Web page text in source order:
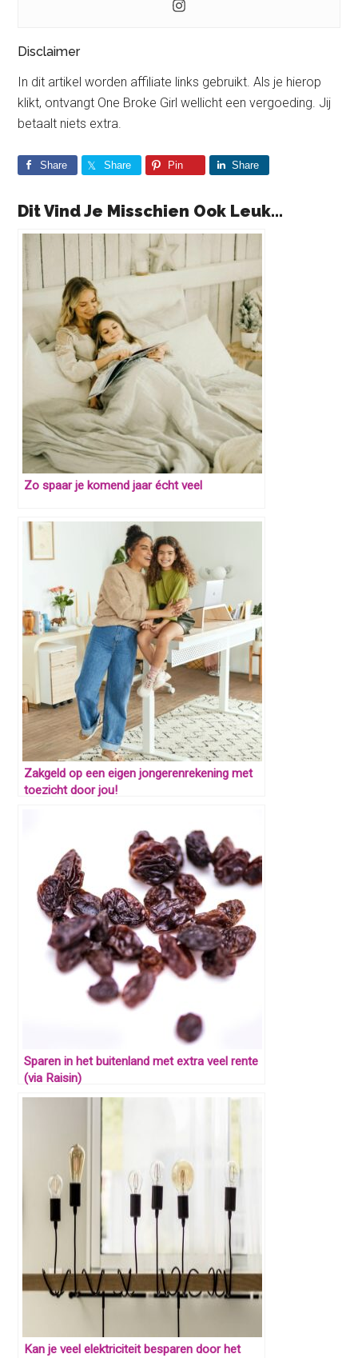
Disclaimer
In dit artikel worden affiliate links gebruikt. Als je hierop
klikt, ontvangt One Broke Girl wellicht een vergoeding. Jij
betaalt niets extra.
Share Share Pin Share
Dit Vind Je Misschien Ook Leuk...
Zo spaar je komend jaar écht veel
Zakgeld op een eigen jongerenrekening met
toezicht door jou!
Sparen in het buitenland met extra veel rente
(via Raisin)
Kan je veel elektriciteit besparen door het